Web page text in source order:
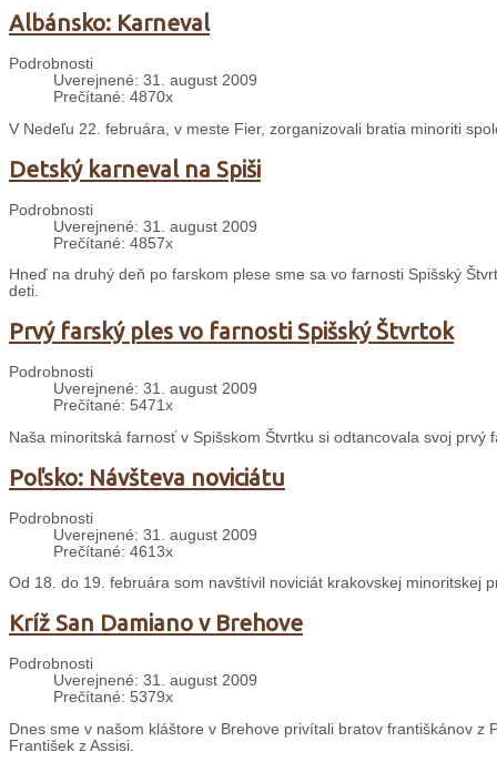
Albánsko: Karneval
Podrobnosti
Uverejnené: 31. august 2009
Prečítané: 4870x
V Nedeľu 22. februára, v meste Fier, zorganizovali bratia minoriti
Detský karneval na Spiši
Podrobnosti
Uverejnené: 31. august 2009
Prečítané: 4857x
Hneď na druhý deň po farskom plese sme sa vo farnosti Spišský
deti.
Prvý farský ples vo farnosti Spišský Štvrtok
Podrobnosti
Uverejnené: 31. august 2009
Prečítané: 5471x
Naša minoritská farnosť v Spišskom Štvrtku si odtancovala svoj
Poľsko: Návšteva noviciátu
Podrobnosti
Uverejnené: 31. august 2009
Prečítané: 4613x
Od 18. do 19. februára som navštívil noviciát krakovskej minoritskej
Kríž San Damiano v Brehove
Podrobnosti
Uverejnené: 31. august 2009
Prečítané: 5379x
Dnes sme v našom kláštore v Brehove privítali bratov františkánov
František z Assisi.